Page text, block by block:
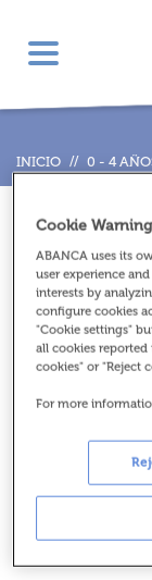
Toggle
INICIO // 0 - 4
Cookie Warning
ABANCA uses its
user experience
interests by
configure cookies
"Cookie settings"
all cookies
cookies" or "Reject
For more